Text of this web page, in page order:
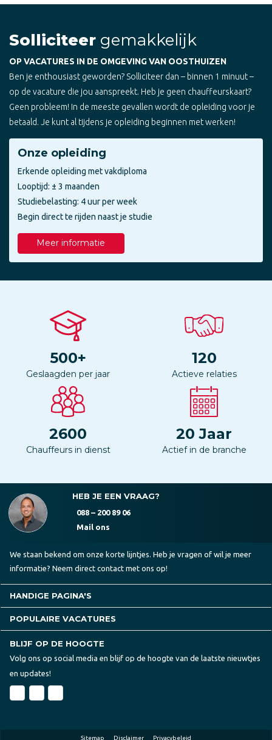
Solliciteer gemakkelijk
OP VACATURES IN DE OMGEVING VAN OOSTHUIZEN
Ben je enthousiast geworden? Solliciteer dan – binnen 1 minuut –
op de vacature die jou aanspreekt. Heb je geen chauffeurskaart?
Geen probleem! In de meeste gevallen wordt de opleiding voor je
betaald. Je kunt al tijdens je opleiding beginnen met werken!
Onze opleiding
Erkende opleiding met vakdiploma
Looptijd: ± 3 maanden
Studiebelasting: 4 uur per week
Begin direct te rijden naast je studie
Meer informatie
500+
Geslaagden per jaar
120
Actieve relaties
2600
Chauffeurs in dienst
20 Jaar
Actief in de branche
HEB JE EEN VRAAG?
088 – 200 89 06
Mail ons
We staan bekend om onze korte lijntjes. Heb je vragen of wil je meer
informatie? Neem direct contact met ons op!
HANDIGE PAGINA'S
POPULAIRE VACATURES
BLIJF OP DE HOOGTE
Volg ons op social media en blijf op de hoogte van de laatste nieuwtjes
en updates!
Sitemap Disclaimer Privacybeleid